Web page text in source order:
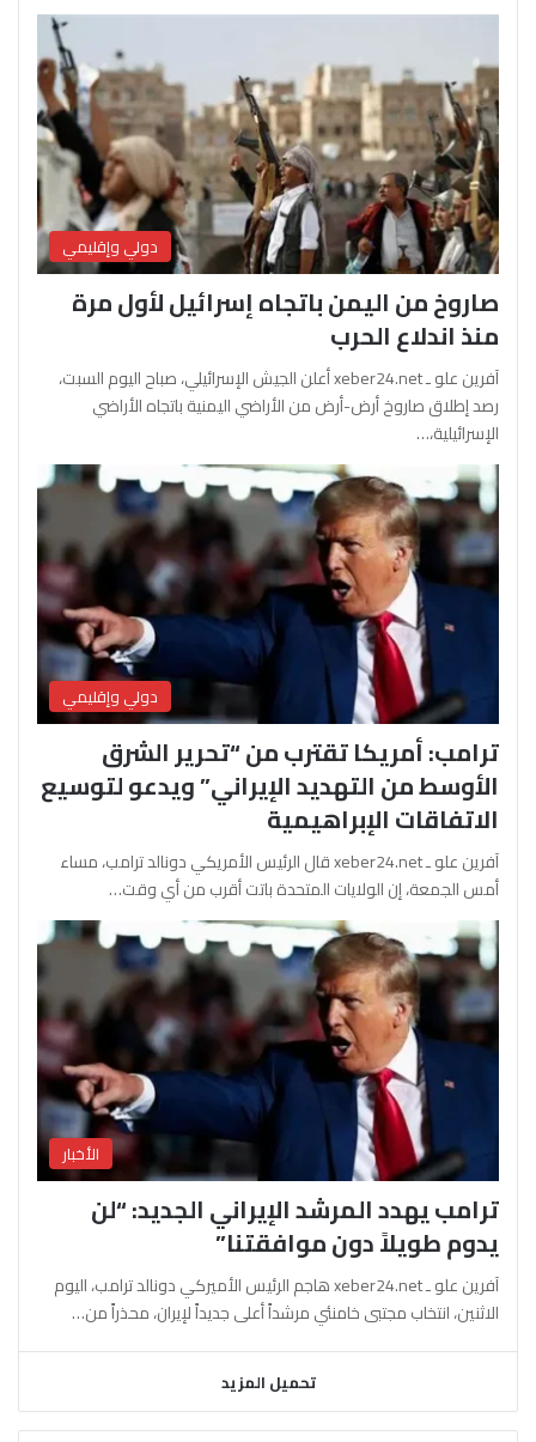
دولي وإقليمي
صاروخ من اليمن باتجاه إسرائيل لأول مرة
منذ اندلاع الحرب
آفرين علو ـ xeber24.net أعلن الجيش الإسرائيلي، صباح اليوم السبت،
رصد إطلاق صاروخ أرض-أرض من الأراضي اليمنية باتجاه الأراضي
الإسرائيلية،…
دولي وإقليمي
ترامب: أمريكا تقترب من “تحرير الشرق
الأوسط من التهديد الإيراني” ويدعو لتوسيع
الاتفاقات الإبراهيمية
آفرين علو ـ xeber24.net قال الرئيس الأمريكي دونالد ترامب، مساء
أمس الجمعة، إن الولايات المتحدة باتت أقرب من أي وقت…
الأخبار
ترامب يهدد المرشد الإيراني الجديد: “لن
يدوم طويلاً دون موافقتنا”
آفرين علو ـ xeber24.net هاجم الرئيس الأميركي دونالد ترامب، اليوم
الاثنين، انتخاب مجتبى خامنئي مرشداً أعلى جديداً لإيران، محذراً من…
تحميل المزيد